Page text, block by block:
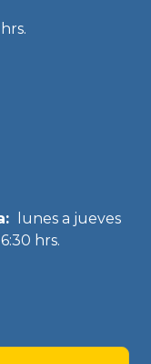
lunes a jueves
hrs.